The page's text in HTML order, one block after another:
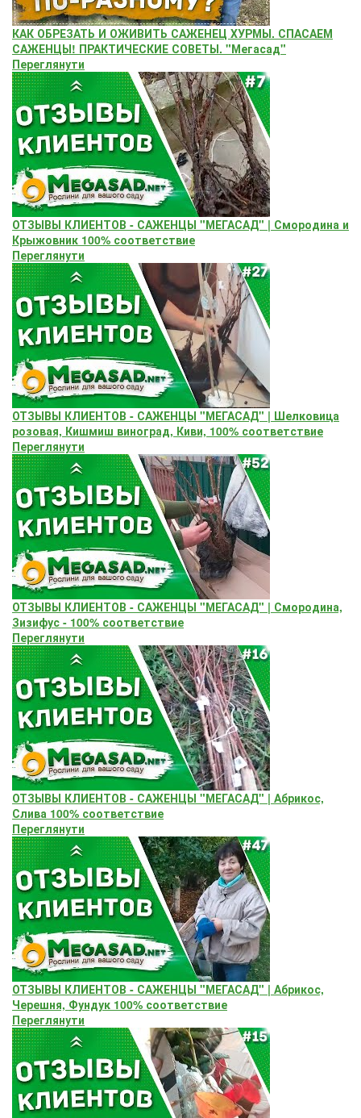
КАК ОБРЕЗАТЬ И ОЖИВИТЬ САЖЕНЕЦ ХУРМЫ. СПАСАЕМ
САЖЕНЦЫ! ПРАКТИЧЕСКИЕ СОВЕТЫ. "Мегасад"
Переглянути
ОТЗЫВЫ КЛИЕНТОВ - САЖЕНЦЫ "МЕГАСАД" | Смородина и
Крыжовник 100% соответствие
Переглянути
ОТЗЫВЫ КЛИЕНТОВ - САЖЕНЦЫ "МЕГАСАД" | Шелковица
розовая, Кишмиш виноград, Киви, 100% соответствие
Переглянути
ОТЗЫВЫ КЛИЕНТОВ - САЖЕНЦЫ "МЕГАСАД" | Смородина,
Зизифус - 100% соответствие
Переглянути
ОТЗЫВЫ КЛИЕНТОВ - САЖЕНЦЫ "МЕГАСАД" | Абрикос,
Слива 100% соответствие
Переглянути
ОТЗЫВЫ КЛИЕНТОВ - САЖЕНЦЫ "МЕГАСАД" | Абрикос,
Черешня, Фундук 100% соответствие
Переглянути